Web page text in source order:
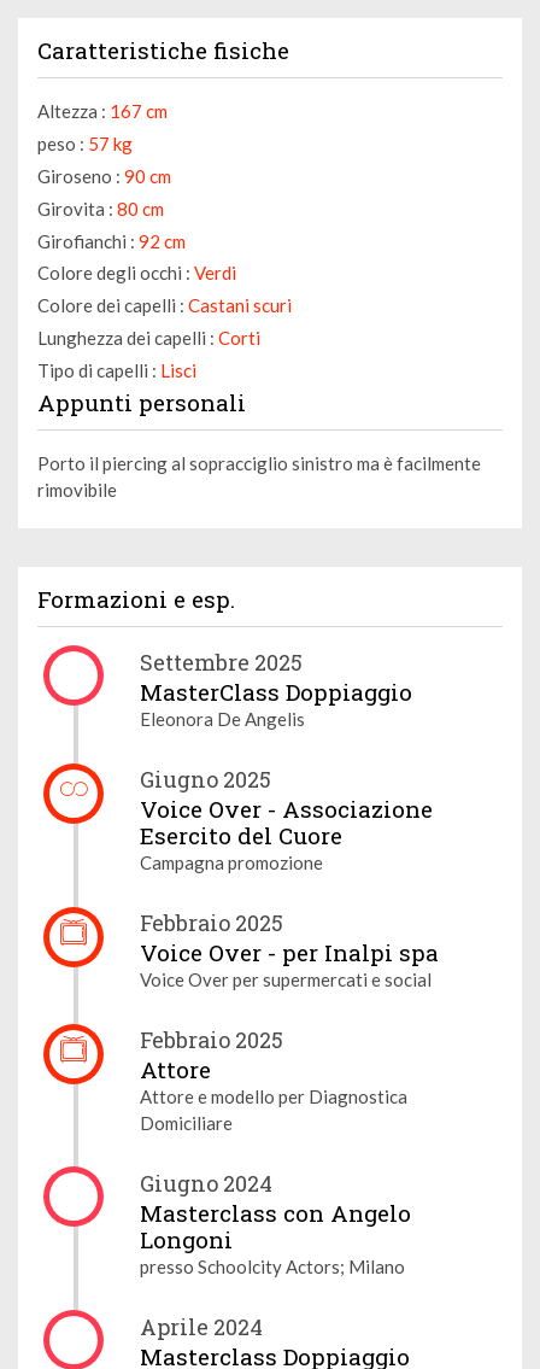
Caratteristiche fisiche
Altezza : 167 cm
peso : 57 kg
Giroseno : 90 cm
Girovita : 80 cm
Girofianchi : 92 cm
Colore degli occhi : Verdi
Colore dei capelli : Castani scuri
Lunghezza dei capelli : Corti
Tipo di capelli : Lisci
Appunti personali
Porto il piercing al sopracciglio sinistro ma è facilmente
rimovibile
Formazioni e esp.
Settembre 2025
MasterClass Doppiaggio
Eleonora De Angelis
Giugno 2025
Voice Over - Associazione
Esercito del Cuore
Campagna promozione
Febbraio 2025
Voice Over - per Inalpi spa
Voice Over per supermercati e social
Febbraio 2025
Attore
Attore e modello per Diagnostica
Domiciliare
Giugno 2024
Masterclass con Angelo
Longoni
presso Schoolcity Actors; Milano
Aprile 2024
Masterclass Doppiaggio